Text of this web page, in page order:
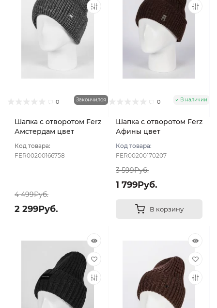
0 Закончился
Шапка с отворотом Ferz
Амстердам цвет
Код товара:
FER00200166758
4 499Руб.
2 299Руб.
0 В наличии
Шапка с отворотом Ferz
Афины цвет
Код товара:
FER00200170207
3 599Руб.
1 799Руб.
В корзину